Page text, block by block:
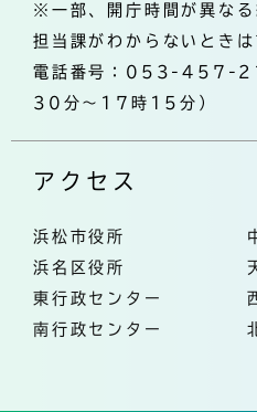
※一部、開庁時間が異なる
担当課がわからないとき
電話番号：053-457-
30分～17時15分）
アクセス
浜松市役所
浜名区役所
東行政センター
南行政センター